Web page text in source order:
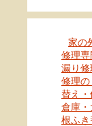
家の
修理専
漏り修
修理の
替え・
倉庫・
根ふき